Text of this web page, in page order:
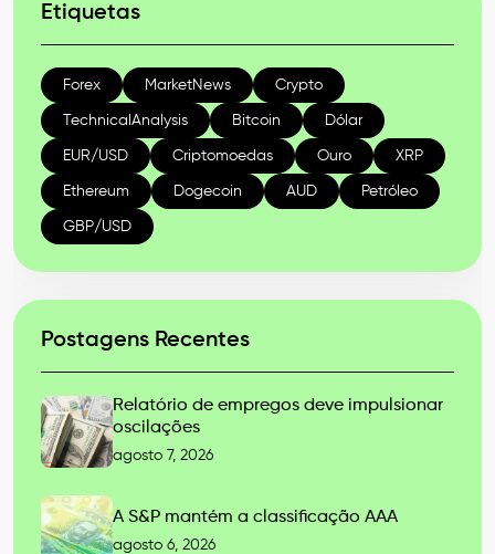
Etiquetas
Forex MarketNews Crypto
TechnicalAnalysis Bitcoin Dólar
EUR/USD Criptomoedas Ouro XRP
Ethereum Dogecoin AUD Petróleo
GBP/USD
Postagens Recentes
Relatório de empregos deve impulsionar
oscilações
agosto 7, 2026
A S&P mantém a classificação AAA
agosto 6, 2026